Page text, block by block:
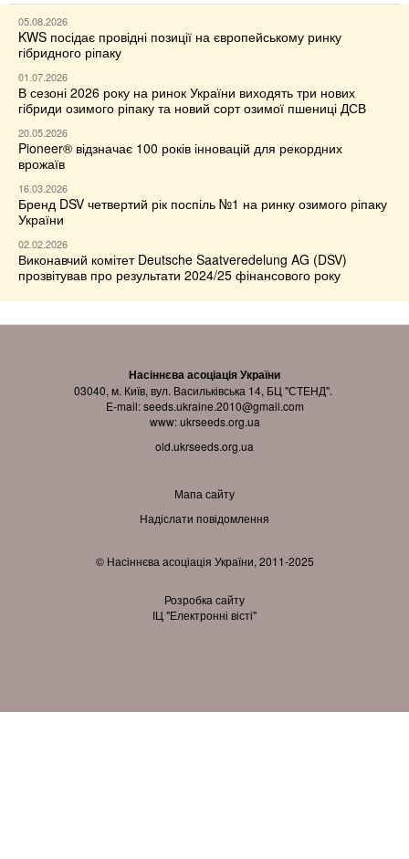
05.08.2026
KWS посідає провідні позиції на європейському ринку
гібридного ріпаку
01.07.2026
В сезоні 2026 року на ринок України виходять три нових
гібриди озимого ріпаку та новий сорт озимої пшениці ДСВ
20.05.2026
Pioneer® відзначає 100 років інновацій для рекордних
врожаїв
16.03.2026
Бренд DSV четвертий рік поспіль №1 на ринку озимого ріпаку
України
02.02.2026
Виконавчий комітет Deutsche Saatveredelung AG (DSV)
прозвітував про результати 2024/25 фінансового року
Насіннєва асоціація України
03040, м. Київ, вул. Васильківська 14, БЦ "СТЕНД".
E-mail:seeds.ukraine.2010@gmail.com
www:ukrseeds.org.ua
old.ukrseeds.org.ua
Мапа сайту
Надіслати повідомлення
© Насіннєва асоціація України, 2011-2025
Розробка сайту
ІЦ "Електронні вісті"